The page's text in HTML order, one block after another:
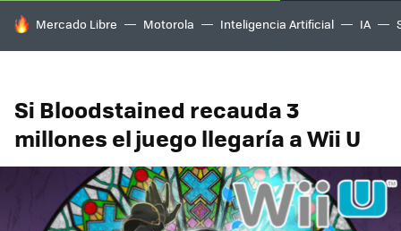
HOY SE HABLA DE
Mercado Libre Motorola Inteligencia Artificial IA
Si Bloodstained recauda 3
millones el juego llegaría a Wii U